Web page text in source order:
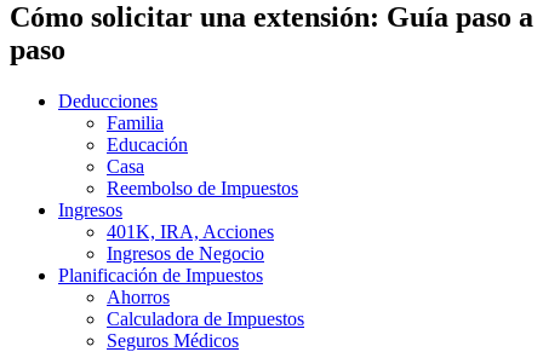
Cómo solicitar una extensión: Guía paso a
paso
Deducciones
Familia
Educación
Casa
Reembolso de Impuestos
Ingresos
401K, IRA, Acciones
Ingresos de Negocio
Planificación de Impuestos
Ahorros
Calculadora de Impuestos
Seguros Médicos